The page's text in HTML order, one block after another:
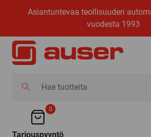
Asiantuntevaa teollisuuden
vuodesta 1993
tuotteita
0
Tarjouspyyntö